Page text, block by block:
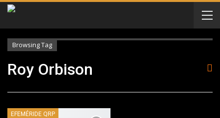
Browsing Tag
Roy Orbison
EFEMÉRIDE QRP